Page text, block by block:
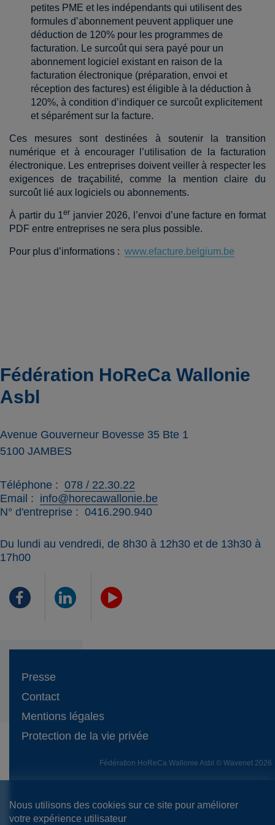
Nous utilisons des cookies sur ce site pour améliorer
votre expérience utilisateur
petites PME et les indépendants qui utilisent des
formules d’abonnement peuvent appliquer une
déduction de 120% pour les programmes de
facturation. Le surcoût qui sera payé pour un
abonnement logiciel existant en raison de la
facturation électronique (préparation, envoi et
réception des factures) est éligible à la déduction à
120%, à condition d’indiquer ce surcoût explicitement
et séparément sur la facture.
Ces mesures sont destinées à soutenir la transition
numérique et à encourager l’utilisation de la facturation
électronique. Les entreprises doivent veiller à respecter les
exigences de traçabilité, comme la mention claire du
surcoût lié aux logiciels ou abonnements.
À partir du 1er janvier 2026, l’envoi d’une facture en format
PDF entre entreprises ne sera plus possible.
Pour plus d’informations : www.efacture.belgium.be
Fédération HoReCa Wallonie
Asbl
Avenue Gouverneur Bovesse 35 Bte 1
5100 JAMBES
Téléphone
078 / 22.30.22
Email
info@horecawallonie.be
N° d'entreprise
0416.290.940
Du lundi au vendredi, de 8h30 à 12h30 et de 13h30 à
17h00
Presse
Contact
Mentions légales
Protection de la vie privée
Fédération HoReCa Wallonie Asbl © Wavenet 2026